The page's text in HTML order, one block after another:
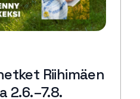
Riihimäen
2.6.–7.8.